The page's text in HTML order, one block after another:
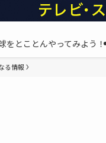
をとことんやってみよう！
る情報